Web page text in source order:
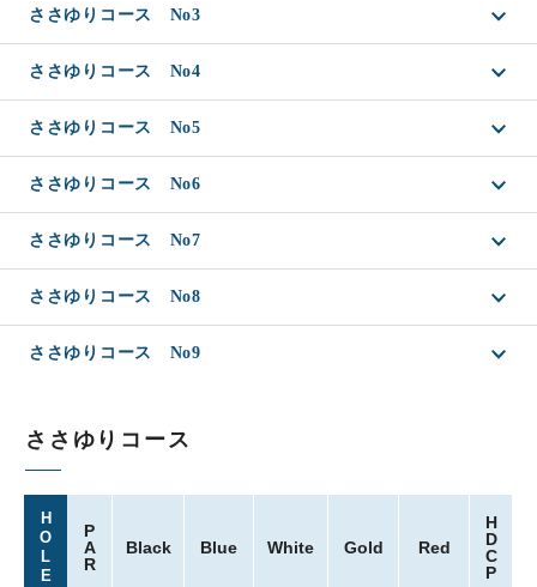
ささゆりコース No3
ささゆりコース No4
ささゆりコース No5
ささゆりコース No6
ささゆりコース No7
ささゆりコース No8
ささゆりコース No9
ささゆりコース
H
O
L
E
P
A
R
Black Blue White Gold Red
H
D
C
P